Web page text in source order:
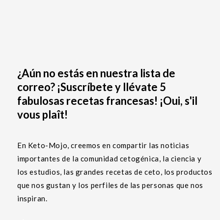
¿Aún no estás en nuestra lista de
correo? ¡Suscríbete y llévate 5
fabulosas recetas francesas! ¡Oui, s'il
vous plaît!
En Keto-Mojo, creemos en compartir las noticias
importantes de la comunidad cetogénica, la ciencia y
los estudios, las grandes recetas de ceto, los productos
que nos gustan y los perfiles de las personas que nos
inspiran.